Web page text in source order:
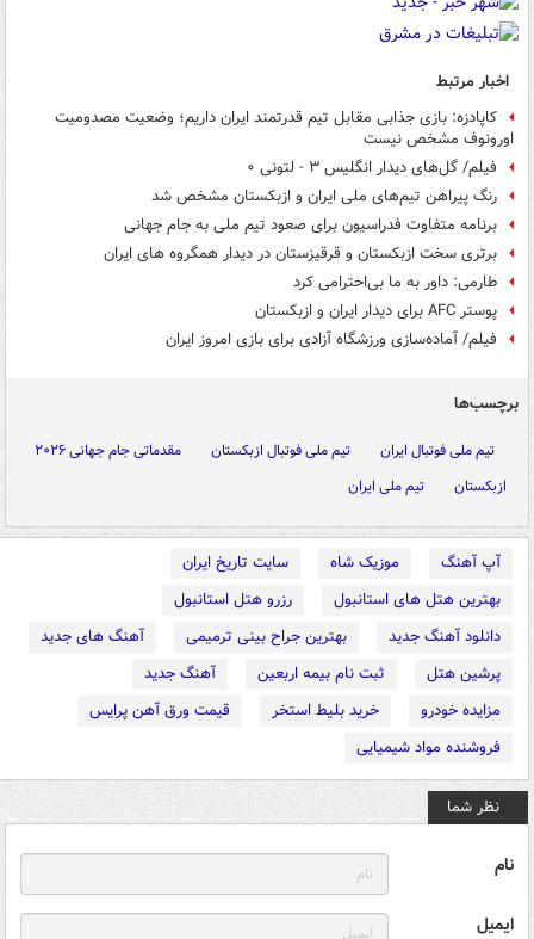
اخبار مرتبط
کاپادزه: بازی جذابی مقابل تیم قدرتمند ایران داریم؛ وضعیت مصدومیت
اورونوف مشخص نیست
فیلم/ گل‌های دیدار انگلیس ۳ - لتونی ۰
رنگ پیراهن تیم‌های ملی ایران و ازبکستان مشخص شد
برنامه متفاوت فدراسیون برای صعود تیم ملی به جام جهانی
برتری سخت ازبکستان و قرقیزستان در دیدار همگروه های ایران
طارمی: داور به ما بی‌احترامی کرد
پوستر AFC برای دیدار ایران و ازبکستان
فیلم/ آماده‌سازی ورزشگاه آزادی برای بازی امروز ایران
برچسب‌ها
تیم ملی فوتبال ایران تیم ملی فوتبال ازبکستان
مقدماتی جام جهانی ۲۰۲۶
ازبکستان
تیم ملی ایران
آپ آهنگ موزیک شاه
سایت تاریخ ایران
بهترین هتل های استانبول
رزرو هتل استانبول
دانلود آهنگ جدید
بهترین جراح بینی ترمیمی
آهنگ های جدید
پرشین هتل
ثبت نام بیمه اربعین
آهنگ جدید
مزایده خودرو
خرید بلیط استخر
قیمت ورق آهن پرایس
فروشنده مواد شیمیایی
نظر شما
نام
ایمیل